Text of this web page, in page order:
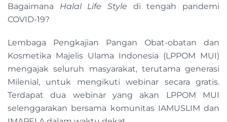
Bagaimana Halal Life Style di tengah pandemi
COVID-19?
Lembaga Pengkajian Pangan Obat-obatan dan
Kosmetika Majelis Ulama Indonesia (LPPOM MUI)
mengajak seluruh masyarakat, terutama generasi
Milenial, untuk mengikuti webinar secara gratis.
Terdapat dua webinar yang akan LPPOM MUI
selenggarakan bersama komunitas IAMUSLIM dan